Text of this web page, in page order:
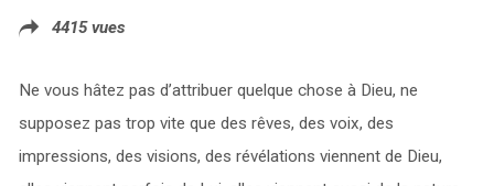
4415 vues
Ne vous hâtez pas d’attribuer quelque chose à Dieu, ne
supposez pas trop vite que des rêves, des voix, des
impressions, des visions, des révélations viennent de Dieu,